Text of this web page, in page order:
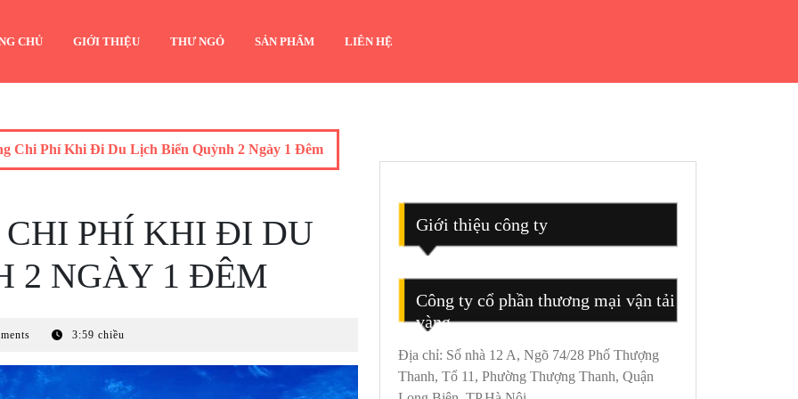
CHỦ GIỚI THIỆU THƯ NGỎ SẢN PHẨM LIÊN HỆ
Chi Phí Khi Đi Du Lịch Biển Quỳnh 2 Ngày 1 Đêm
PHÍ KHI ĐI DU
2 NGÀY 1 ĐÊM
3:59 chiều
Giới thiệu công ty
Công ty cổ phần thương mại vận tải
vàng
Địa chỉ: Số nhà 12 A, Ngõ 74/28 Phố Thượng
Thanh, Tổ 11, Phường Thượng Thanh, Quận